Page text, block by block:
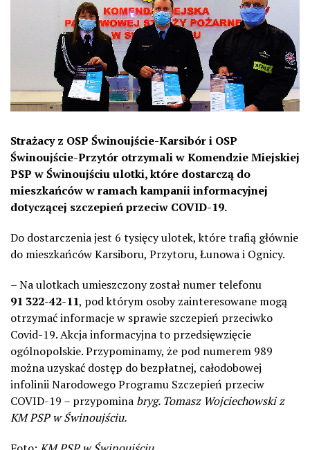
Strażacy z OSP Świnoujście-Karsibór i OSP
Świnoujście-Przytór otrzymali w Komendzie Miejskiej
PSP w Świnoujściu ulotki, które dostarczą do
mieszkańców w ramach kampanii informacyjnej
dotyczącej szczepień przeciw COVID-19.
Do dostarczenia jest 6 tysięcy ulotek, które trafią głównie
do mieszkańców Karsiboru, Przytoru, Łunowa i Ognicy.
– Na ulotkach umieszczony został numer telefonu
91 322-42-11, pod którym osoby zainteresowane mogą
otrzymać informacje w sprawie szczepień przeciwko
Covid-19. Akcja informacyjna to przedsięwzięcie
ogólnopolskie. Przypominamy, że pod numerem 989
można uzyskać dostęp do bezpłatnej, całodobowej
infolinii Narodowego Programu Szczepień przeciw
COVID-19 – przypomina bryg. Tomasz Wojciechowski z
KM PSP w Świnoujściu.